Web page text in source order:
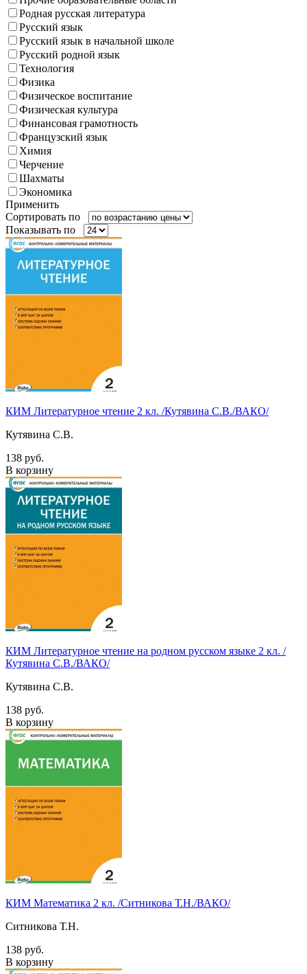
Родная русская литература
Русский язык
Русский язык в начальной школе
Русский родной язык
Технология
Физика
Физическое воспитание
Физическая культура
Финансовая грамотность
Французский язык
Химия
Черчение
Шахматы
Экономика
Применить
Сортировать по
Показывать по
КИМ Литературное чтение 2 кл. /Кутявина С.В./ВАКО/
Кутявина С.В.
138 руб.
В корзину
КИМ Литературное чтение на родном русском языке 2 кл. /
Кутявина С.В./ВАКО/
Кутявина С.В.
138 руб.
В корзину
КИМ Математика 2 кл. /Ситникова Т.Н./ВАКО/
Ситникова Т.Н.
138 руб.
В корзину